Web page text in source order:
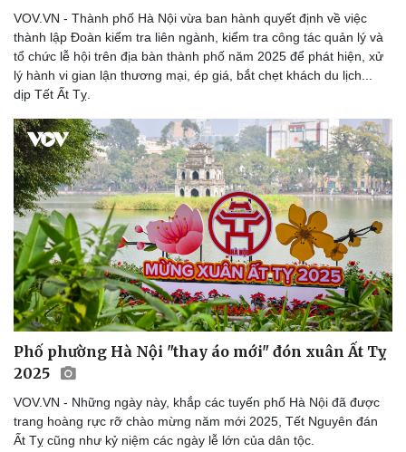
Sức khỏe
Dinh dưỡng - món ngon
Cây thuốc
Sản phụ khoa
Nhi khoa
Nam khoa
Làm đẹp - giảm cân
Phòng mạch online
Ăn sạch sống khỏe
Đời sống
Nhà đẹp
Tình yêu - Gia đình
VOV.VN - Thành phố Hà Nội vừa ban hành quyết định về việc
thành lập Đoàn kiểm tra liên ngành, kiểm tra công tác quản lý và
tổ chức lễ hội trên địa bàn thành phố năm 2025 để phát hiện, xử
lý hành vi gian lận thương mại, ép giá, bắt chẹt khách du lịch...
dịp Tết Ất Tỵ.
Phố phường Hà Nội "thay áo mới" đón xuân Ất Tỵ
2025
VOV.VN - Những ngày này, khắp các tuyến phố Hà Nội đã được
trang hoàng rực rỡ chào mừng năm mới 2025, Tết Nguyên đán
Ất Tỵ cũng như kỷ niệm các ngày lễ lớn của dân tộc.